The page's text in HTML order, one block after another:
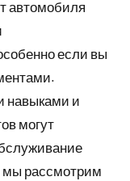
автомобиля
если вы
навыками и
могут
мы рассмотрим